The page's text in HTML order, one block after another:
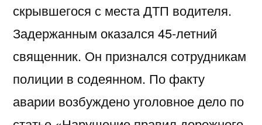
скрывшегося с места ДТП водителя.
Задержанным оказался 45-летний
священник. Он признался сотрудникам
полиции в содеянном. По факту
аварии возбуждено уголовное дело по